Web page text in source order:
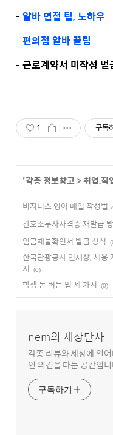
- 알바 면접 팁, 노하우
- 편의점 알바 꿀팁
- 근로계약서 미작성
1 구독
'각종 정보창고>취업,직
비지니스 영어 메일 작성법
간호조무사자격증 재발급
임금체불확인서 발급 상식
한국관광공사 인재상, 채용
서
(0)
학생 돈 버는 법 세 가지
(0)
nem의 세상만사
각종 리뷰와 세상에 일
인 의견을 다는 공간입
구독하기